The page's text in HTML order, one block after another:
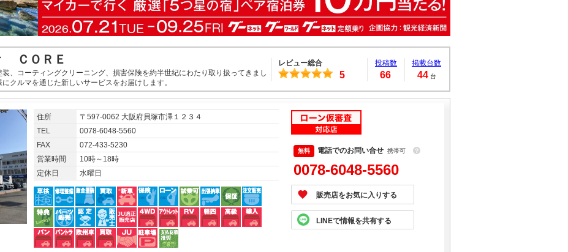
ＣＯＲＥ
、コーティングクリーニング、損害保険を約半世紀にわたり取り扱ってきまし
クルマを通じた新しいサービスをお届けします。
レビュー総合
5
投稿数
66
掲載台数
44 台
住所
〒597-0062 大阪府貝塚市澤１２３４
TEL
0078-6048-5560
FAX
072-433-5230
営業時間
10時～18時
定休日
水曜日
電話でのお問い合せ 携帯可 ？
0078-6048-5560
販売店をお気に入りする
LINEで情報を共有する